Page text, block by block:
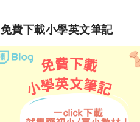
免費下載小學英文筆記